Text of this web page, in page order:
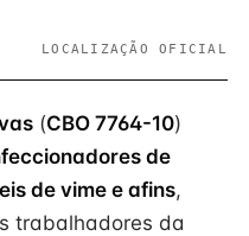
LOCALIZAÇÃO OFICIAL
(CBO 7764-10)
de
de vime e afins,
trabalhadores da